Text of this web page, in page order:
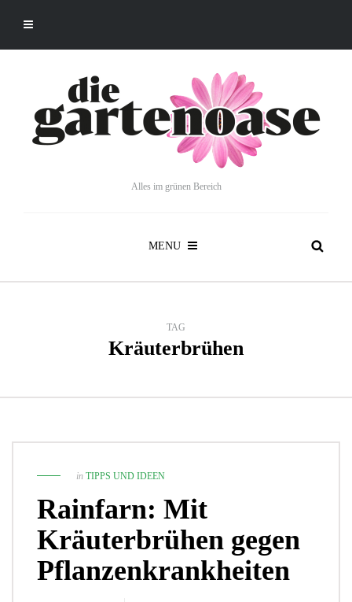
Alles im grünen Bereich
MENU
TAG
Kräuterbrühen
in TIPPS UND IDEEN
Rainfarn: Mit
Kräuterbrühen gegen
Pflanzenkrankheiten